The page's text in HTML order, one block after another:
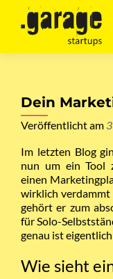
Dein
Veröffentlicht am
Im letzten Blog
nun um ein Tool
einen
wirklich verdammt
gehört er zum
für Solo-
genau ist
Wie sieht